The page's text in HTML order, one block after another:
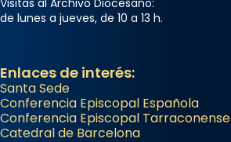
Visitas al Archivo Diocesano:
de lunes a jueves, de 10 a 13 h.
Enlaces de interés:
Santa Sede
Conferencia Episcopal Española
Conferencia Episcopal Tarraconense
Catedral de Barcelona